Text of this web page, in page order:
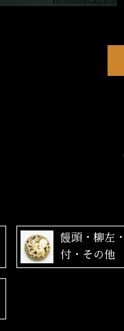
饅頭・柳左
付・その他